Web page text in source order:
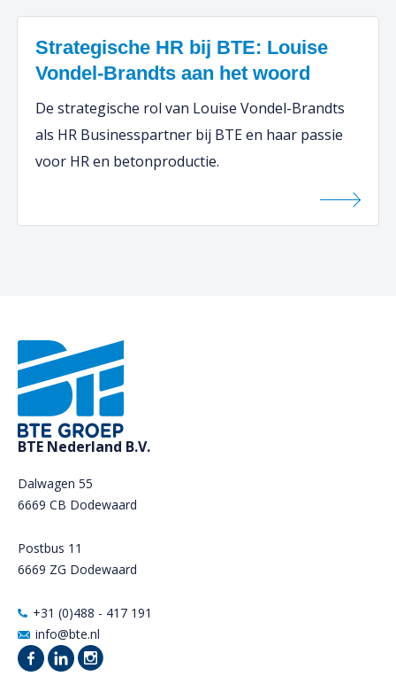
Strategische HR bij BTE: Louise
Vondel-Brandts aan het woord
De strategische rol van Louise Vondel-Brandts
als HR Businesspartner bij BTE en haar passie
voor HR en betonproductie.
BTE Nederland B.V.
Dalwagen 55
6669 CB Dodewaard
Postbus 11
6669 ZG Dodewaard
+31 (0)488 - 417 191
info@bte.nl